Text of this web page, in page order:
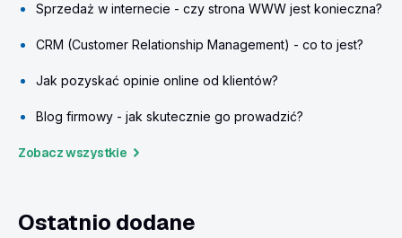
Sprzedaż w internecie - czy strona WWW jest konieczna?
CRM (Customer Relationship Management) - co to jest?
Jak pozyskać opinie online od klientów?
Blog firmowy - jak skutecznie go prowadzić?
Zobacz wszystkie
Ostatnio dodane